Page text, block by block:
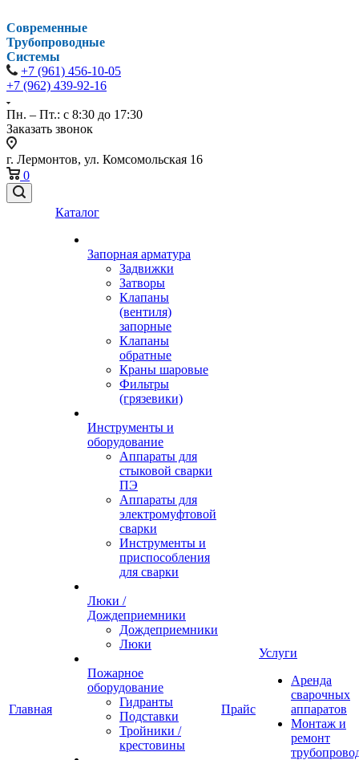
Современные
Трубопроводные
Системы
+7 (961) 456-10-05
+7 (962) 439-92-16
Пн. – Пт.: с 8:30 до 17:30
Заказать звонок
г. Лермонтов, ул. Комсомольская 16
0
Главная
Каталог
Запорная арматура
Задвижки
Затворы
Клапаны
(вентиля)
запорные
Клапаны
обратные
Краны шаровые
Фильтры
(грязевики)
Инструменты и
оборудование
Аппараты для
стыковой сварки
ПЭ
Аппараты для
электромуфтовой
сварки
Инструменты и
приспособления
для сварки
Люки /
Дождеприемники
Дождеприемники
Люки
Пожарное
оборудование
Гидранты
Подставки
Тройники /
крестовины
Прайс
Услуги
Аренда
сварочных
аппаратов
Монтаж и
ремонт